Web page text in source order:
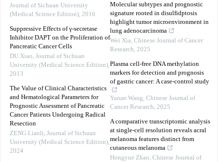
Journal of Sichuan University
(Medical Science Edition), 2016
Suppressive Effects of γ-secretase
Inhibitor DAPT on the Proliferation of
Pancreatic Cancer Cells
DU Xiao, Journal of Sichuan
University (Medical Science Edition),
2013
The Value of Clinical Characteristics
and Hematological Parameters for
Prognostic Assessment of Pancreatic
Cancer Patients Undergoing Radical
Resection
ZENG Lianli, Journal of Sichuan
University (Medical Science Edition),
2024
Molecular subtypes and prognostic
signature rooted in disulfidptosis
highlight tumor microenvironment in
lung adenocarcinoma
Wei Xia, Chinese Journal of Cancer
Research, 2025
Plasma cell-free DNA methylation
markers for detection and prognosis
of gastric cancer: A case-control study
Yanan Wang, Chinese Journal of
Cancer Research, 2025
A comparative transcriptomic analysis
at single-cell resolution reveals acral
melanoma features distinct from
cutaneous melanoma
Hongyue Zhao, Chinese Journal of